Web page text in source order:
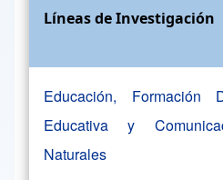
Líneas de Investigación
Educación, Formación
Educativa y
Naturales